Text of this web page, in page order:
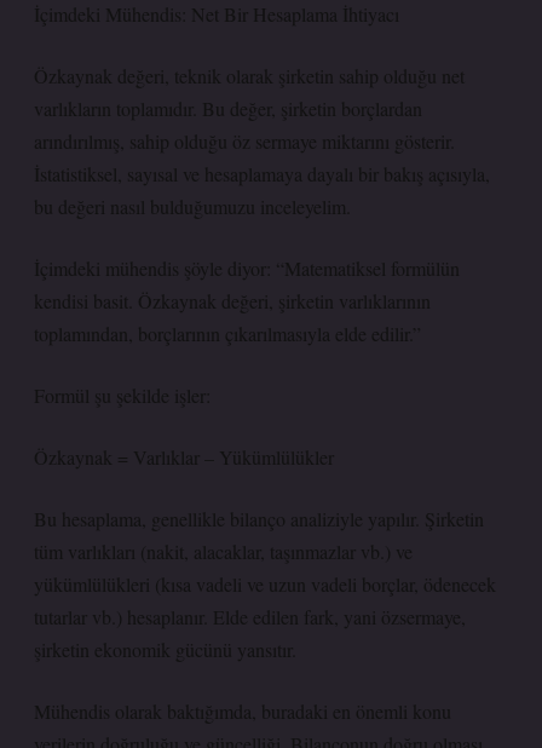
İçimdeki Mühendis: Net Bir Hesaplama İhtiyacı
Özkaynak değeri, teknik olarak şirketin sahip olduğu net
varlıkların toplamıdır. Bu değer, şirketin borçlardan
arındırılmış, sahip olduğu öz sermaye miktarını gösterir.
İstatistiksel, sayısal ve hesaplamaya dayalı bir bakış açısıyla,
bu değeri nasıl bulduğumuzu inceleyelim.
İçimdeki mühendis şöyle diyor: “Matematiksel formülün
kendisi basit. Özkaynak değeri, şirketin varlıklarının
toplamından, borçlarının çıkarılmasıyla elde edilir.”
Formül şu şekilde işler:
Özkaynak = Varlıklar – Yükümlülükler
Bu hesaplama, genellikle bilanço analiziyle yapılır. Şirketin
tüm varlıkları (nakit, alacaklar, taşınmazlar vb.) ve
yükümlülükleri (kısa vadeli ve uzun vadeli borçlar, ödenecek
tutarlar vb.) hesaplanır. Elde edilen fark, yani özsermaye,
şirketin ekonomik gücünü yansıtır.
Mühendis olarak baktığımda, buradaki en önemli konu